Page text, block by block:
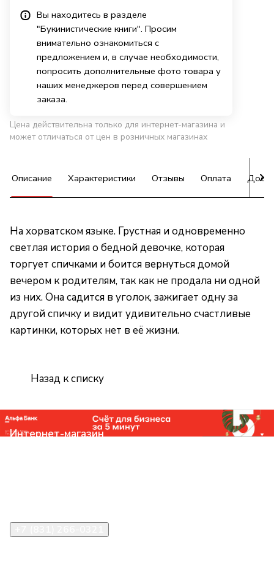
Вы находитесь в разделе
"Букинистические книги". Просим
внимательно ознакомиться с
предложением и, в случае необходимости,
попросить дополнительные фото товара у
наших менеджеров перед совершением
заказа.
Цена действительна только для интернет-магазина и
может отличаться от цен в розничных магазинах
Описание Характеристики Отзывы Оплата
На хорватском языке. Грустная и одновременно
светлая история о бедной девочке, которая
торгует спичками и боится вернуться домой
вечером к родителям, так как не продала ни одной
из них. Она садится в уголок, зажигает одну за
другой спичку и видит удивительно счастливые
картинки, которых нет в её жизни.
Назад к списку
Интернет-магазин